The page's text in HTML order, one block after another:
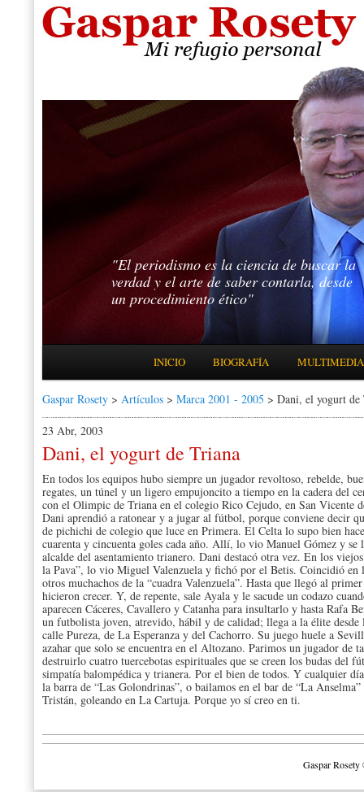
"El periodismo es la ciencia de buscar la
verdad y el arte de saber contarla, desde
un procedimiento ético"
IR AL CONTENIDO PRINCIPAL
IR AL CONTENIDO SECUNDARIO
INICIO BIOGRAFÍA MULTIMEDIA
Gaspar Rosety > Artículos > Marca 2001 - 2005 > Dani, el yogurt de
23 Abr, 2003
Dani, el yogurt de Triana
En todos los equipos hubo siempre un jugador revoltoso, rebelde,
regates, un túnel y un ligero empujoncito a tiempo en la cadera del
con el Olimpic de Triana en el colegio Rico Cejudo, en San Vicente
Dani aprendió a ratonear y a jugar al fútbol, porque conviene decir
de pichichi de colegio que luce en Primera. El Celta lo supo bien
cuarenta y cincuenta goles cada año. Allí, lo vio Manuel Gómez y
alcalde del asentamiento trianero. Dani destacó otra vez. En los
la Pava”, lo vio Miguel Valenzuela y fichó por el Betis. Coincidió
otros muchachos de la “cuadra Valenzuela”. Hasta que llegó al
hicieron crecer. Y, de repente, sale Ayala y le sacude un codazo
aparecen Cáceres, Cavallero y Catanha para insultarlo y hasta Rafa
un futbolista joven, atrevido, hábil y de calidad; llega a la élite
calle Pureza, de La Esperanza y del Cachorro. Su juego huele a
azahar que solo se encuentra en el Altozano. Parimos un jugador de
destruirlo cuatro tuercebotas espirituales que se creen los budas
simpatía balompédica y trianera. Por el bien de todos. Y cualquier
la barra de “Las Golondrinas”, o bailamos en el bar de “La
Tristán, goleando en La Cartuja. Porque yo sí creo en ti.
Gaspar